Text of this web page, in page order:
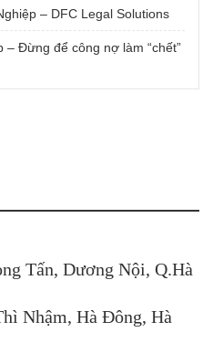
– DFC Legal Solutions
Đừng để công nợ làm “chết”
Tấn, Dương Nội, Q.Hà
Nhậm, Hà Đông, Hà